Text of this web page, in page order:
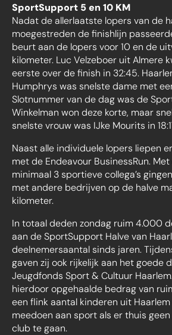
SportSupport 5 en 10 KM
Nadat de allerlaatste lopers van de
moegestreden de finishlijn
beurt aan de lopers voor 10 en de
kilometer. Luc Velzeboer uit Almere
eerste over de finish in 32:45.
Humphrys was snelste dame met
Slotnummer van de dag was de
Winkelman won deze korte, maar
snelste vrouw was IJke Mourits in
Naast alle individuele lopers liepen
met de Endeavour BusinessRun.
minimaal 3 sportieve collega’s
met andere bedrijven op de halve
kilometer.
In totaal deden zondag ruim 4.000
aan de SportSupport Halve van
deelnemersaantal sinds jaren.
gaven zij ook rijkelijk aan het goede
Jeugdfonds Sport & Cultuur
hierdoor opgehaalde bedrag van
een flink aantal kinderen uit
meedoen aan sport als er thuis
club te gaan.